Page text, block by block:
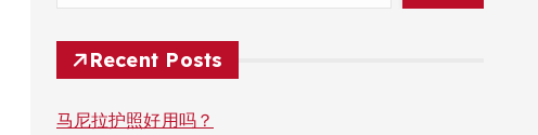
Recent Posts
马尼拉护照好用吗？